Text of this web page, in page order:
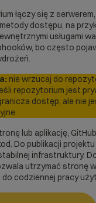
łączy się z
dostępu, na
usługami
bo często
nie wrzucaj do
repozytorium jest
dostęp, ale nie
lub aplikację,
Do publikacji
infrastruktury.
utrzymać stronę
codziennej pracy